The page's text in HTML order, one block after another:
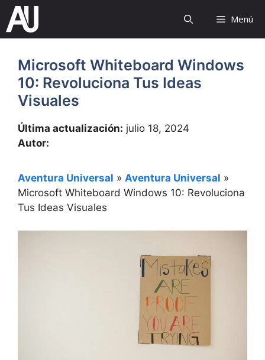
Saltar
contenido
Menú
Microsoft Whiteboard Windows
10: Revoluciona Tus Ideas
Visuales
Última actualización: julio 18, 2024
Autor:
Aventura Universal » Aventura Universal »
Microsoft Whiteboard Windows 10: Revoluciona
Tus Ideas Visuales